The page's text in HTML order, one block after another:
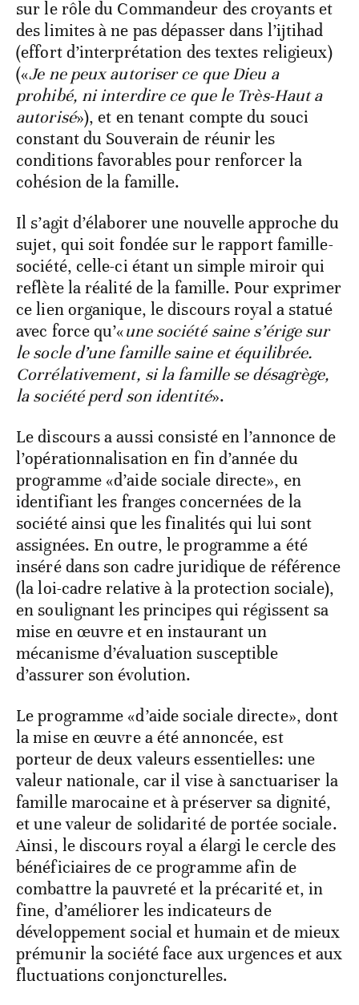
sur le rôle du Commandeur des croyants et
des limites à ne pas dépasser dans l’ijtihad
(effort d’interprétation des textes religieux)
(«Je ne peux autoriser ce que Dieu a
prohibé, ni interdire ce que le Très-Haut a
autorisé»), et en tenant compte du souci
constant du Souverain de réunir les
conditions favorables pour renforcer la
cohésion de la famille.
Il s’agit d’élaborer une nouvelle approche du
sujet, qui soit fondée sur le rapport famille-
société, celle-ci étant un simple miroir qui
reflète la réalité de la famille. Pour exprimer
ce lien organique, le discours royal a statué
avec force qu’«une société saine s’érige sur
le socle d’une famille saine et équilibrée.
Corrélativement, si la famille se désagrège,
la société perd son identité».
Le discours a aussi consisté en l’annonce de
l’opérationnalisation en fin d’année du
programme «d’aide sociale directe», en
identifiant les franges concernées de la
société ainsi que les finalités qui lui sont
assignées. En outre, le programme a été
inséré dans son cadre juridique de référence
(la loi-cadre relative à la protection sociale),
en soulignant les principes qui régissent sa
mise en œuvre et en instaurant un
mécanisme d’évaluation susceptible
d’assurer son évolution.
Le programme «d’aide sociale directe», dont
la mise en œuvre a été annoncée, est
porteur de deux valeurs essentielles: une
valeur nationale, car il vise à sanctuariser la
famille marocaine et à préserver sa dignité,
et une valeur de solidarité de portée sociale.
Ainsi, le discours royal a élargi le cercle des
bénéficiaires de ce programme afin de
combattre la pauvreté et la précarité et, in
fine, d’améliorer les indicateurs de
développement social et humain et de mieux
prémunir la société face aux urgences et aux
fluctuations conjoncturelles.